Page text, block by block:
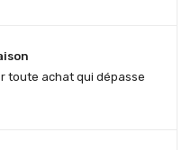
toute achat qui dépasse